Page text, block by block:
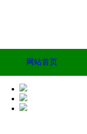
网站首页